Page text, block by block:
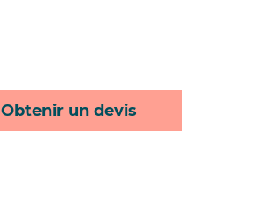
Obtenir un devis